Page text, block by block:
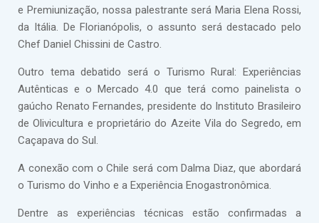
e Premiunização, nossa palestrante será Maria Elena Rossi,
da Itália. De Florianópolis, o assunto será destacado pelo
Chef Daniel Chissini de Castro.
Outro tema debatido será o Turismo Rural: Experiências
Autênticas e o Mercado 4.0 que terá como painelista o
gaúcho Renato Fernandes, presidente do Instituto Brasileiro
de Olivicultura e proprietário do Azeite Vila do Segredo, em
Caçapava do Sul.
A conexão com o Chile será com Dalma Diaz, que abordará
o Turismo do Vinho e a Experiência Enogastronômica.
Dentre as experiências técnicas estão confirmadas a